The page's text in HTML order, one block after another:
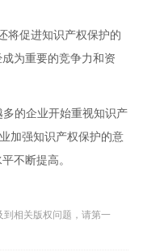
将促进知识产权保护的
为重要的竞争力和资
的企业开始重视知识产
加强知识产权保护的意
不断提高。
到相关版权问题，请第一